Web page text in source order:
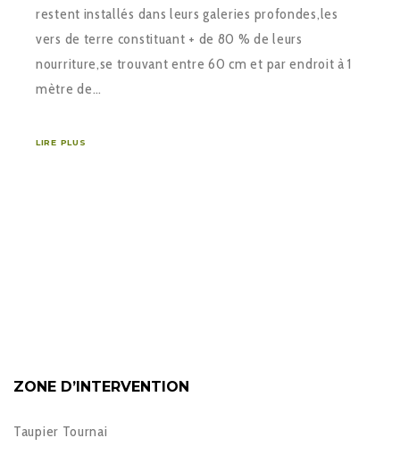
restent installés dans leurs galeries profondes,les
vers de terre constituant + de 80 % de leurs
nourriture,se trouvant entre 60 cm et par endroit à 1
mètre de…
LIRE PLUS
ZONE D’INTERVENTION
Taupier Tournai